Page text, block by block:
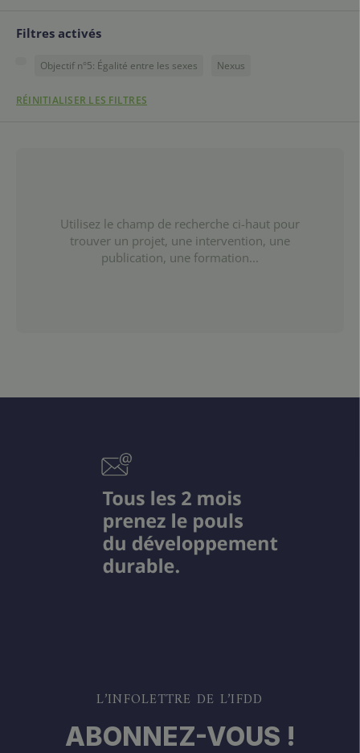
Filtres activés
Objectif n°5: Égalité entre les sexes Nexus
RÉINITIALISER LES FILTRES
Utilisez le champ de recherche ci-haut pour
trouver un projet, une intervention, une
publication, une formation...
L’INFOLETTRE DE L’IFDD
ABONNEZ-VOUS !